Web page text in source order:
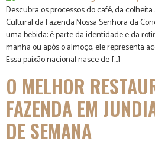
Descubra os processos do café, da
Cultural da Fazenda Nossa Senhora da
uma bebida: é parte da identidade e da
manhã ou após o almoço, ele representa
Essa paixão nacional nasce de […]
O MELHOR
FAZENDA EM
DE SEMANA